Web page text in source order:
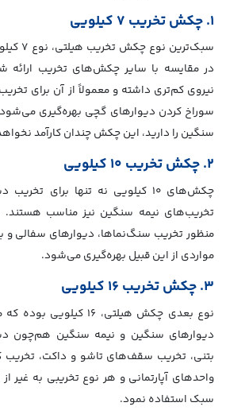
۱. چکش تخریب ۷ کیلویی
در مقایسه با سایر چکش‌های تخریب ارائه
نیروی کم‌تری داشته و معمولاً از آن برای
سوراخ کردن دیوارهای گچی بهره‌گیری
سنگین را دارید، این چکش چندان کارآمد
۲. چکش تخریب ۱۰ کیلویی
چکش‌های ۱۰ کیلویی نه تنها برای
تخریب‌های نیمه سنگین نیز مناسب هستند.
منظور تخریب سنگ‌نماها، دیوارهای سفالی و
مواردی از این قبیل بهره‌گیری می‌شود.
۳. چکش تخریب ۱۶ کیلویی
نوع بعدی چکش هیلتی، ۱۶
دیوارهای سنگین و نیمه سنگین هم‌چون
بتنی، تخریب سقف‌های تاشو و داکت،
واحدهای آپارتمانی و هر نوع تخریبی به غیر
سبک استفاده نمود.